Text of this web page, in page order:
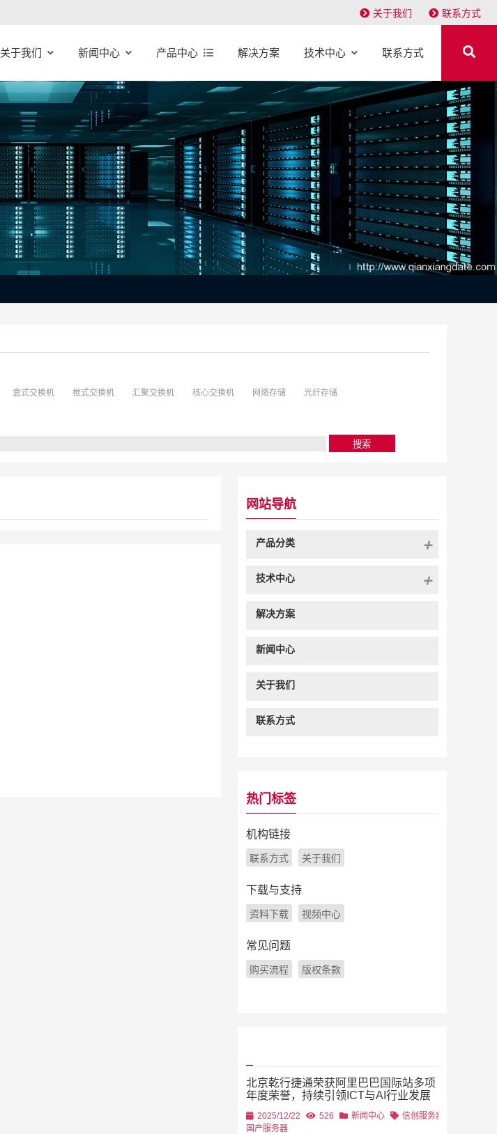
关于我们 联系方式
关于我们 新闻中心 产品中心 解决方案 技术中心 联系方式
盒式交换机 框式交换机 汇聚交换机 核心交换机 网络存储 光纤存储
网站导航
产品分类
技术中心
解决方案
新闻中心
关于我们
联系方式
热门标签
机构链接
联系方式 关于我们
下载与支持
资料下载 视频中心
常见问题
购买流程 版权条款
北京乾行捷通荣获阿里巴巴国际站多项
年度荣誉，持续引领ICT与AI行业发展
2025/12/22 526 新闻中心
信创服务器
国产服务器